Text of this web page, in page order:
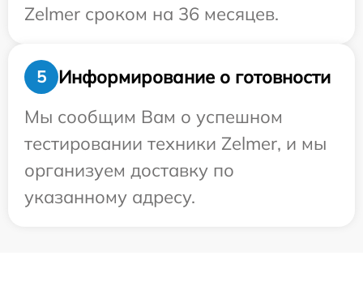
Zelmer сроком на 36 месяцев.
5
Информирование о готовности
Мы сообщим Вам о успешном
тестировании техники Zelmer, и мы
организуем доставку по
указанному адресу.